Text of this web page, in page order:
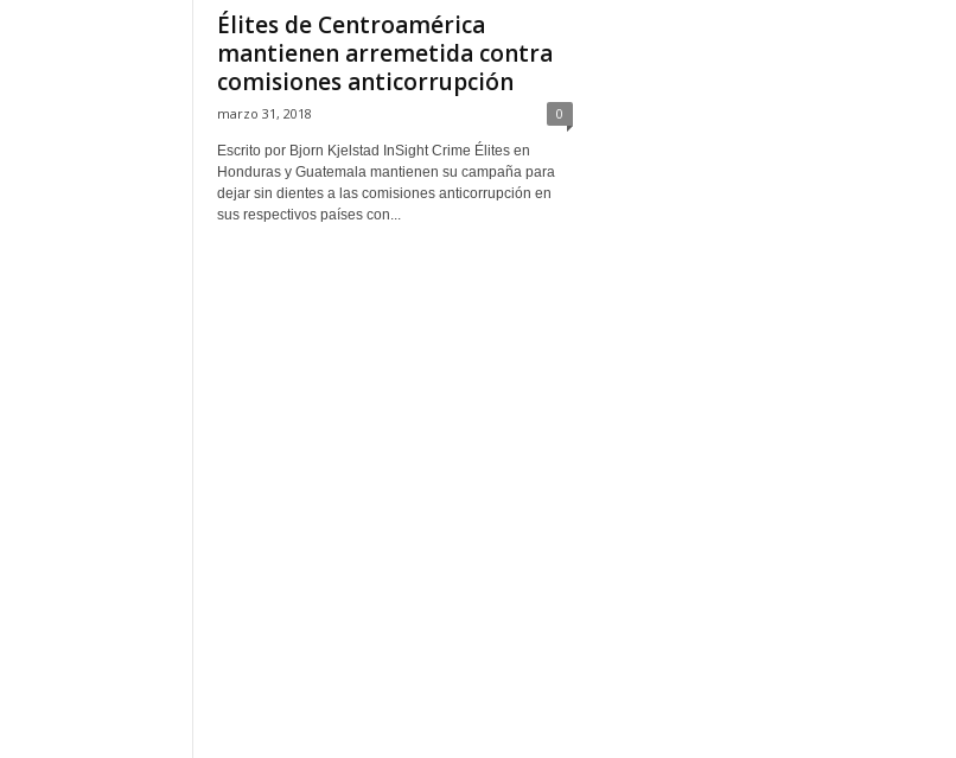
Élites de Centroamérica
mantienen arremetida contra
comisiones anticorrupción
marzo 31, 2018 0
Escrito por Bjorn Kjelstad InSight Crime Élites en
Honduras y Guatemala mantienen su campaña para
dejar sin dientes a las comisiones anticorrupción en
sus respectivos países con...